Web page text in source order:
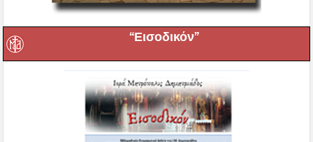
“Εισοδικόν”